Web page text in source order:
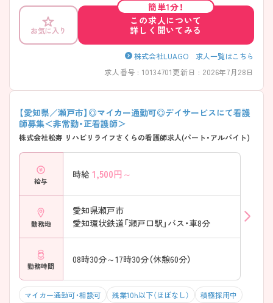
お気に入り
簡単1分！
この求人について
詳しく聞いてみる
株式会社LUAGO 求人一覧はこちら
求人番号 : 10134701更新日 : 2026年7月28日
【愛知県／瀬戸市】◎マイカー通勤可◎デイサービスにて看護
師募集＜非常勤・正看護師＞
株式会社松寿 リハビリライフさくらの看護師求人(パート・アルバイト)
給与
時給 1,500円～
勤務地
愛知県瀬戸市
愛知環状鉄道「瀬戸口駅」バス・車8分
勤務時間
08時30分～17時30分（休憩60分）
マイカー通勤可・相談可 残業10h以下（ほぼなし） 積極採用中